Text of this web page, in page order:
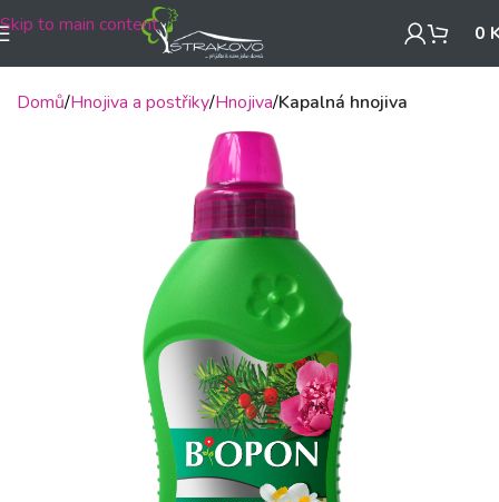
Skip to main content 0
Domů Hnojiva a postřiky Hnojiva Kapalná hnojiva